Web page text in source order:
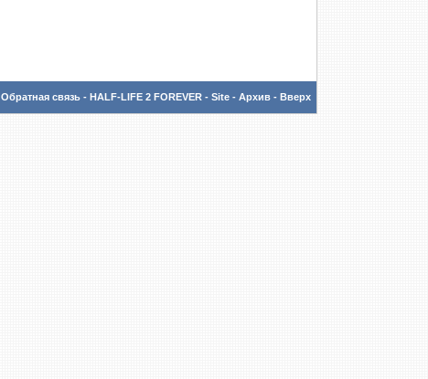
Обратная связь - HALF-LIFE 2 FOREVER - Site - Архив - Вверх